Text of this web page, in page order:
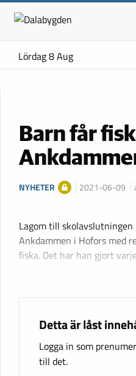
Lördag 8 Aug
Barn får
NYHETER 2021-06-09
Lagom till
Ankdammen i Hofors med
fiska. Det har han gjort
Detta är låst
Logga in som
till det.